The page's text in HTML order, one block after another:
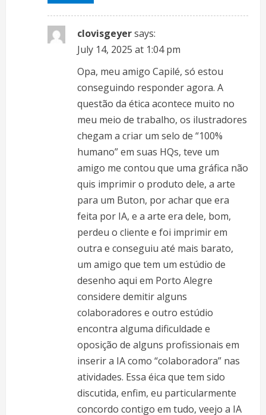
clovisgeyersays:
July 14, 2025 at 1:04 pm
Opa, meu amigo Capilé, só estou
conseguindo responder agora. A
questão da ética acontece muito no
meu meio de trabalho, os ilustradores
chegam a criar um selo de “100%
humano” em suas HQs, teve um
amigo me contou que uma gráfica não
quis imprimir o produto dele, a arte
para um Buton, por achar que era
feita por IA, e a arte era dele, bom,
perdeu o cliente e foi imprimir em
outra e conseguiu até mais barato,
um amigo que tem um estúdio de
desenho aqui em Porto Alegre
considere demitir alguns
colaboradores e outro estúdio
encontra alguma dificuldade e
oposição de alguns profissionais em
inserir a IA como “colaboradora” nas
atividades. Essa éica que tem sido
discutida, enfim, eu particularmente
concordo contigo em tudo, veejo a IA